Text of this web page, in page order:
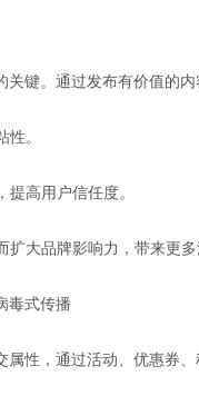
键。通过发布有价值的
。
高用户信任度。
大品牌影响力，带来更多
毒式传播
性，通过活动、优惠券、